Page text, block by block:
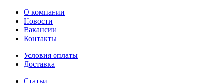
О компании
Новости
Вакансии
Контакты
Условия оплаты
Доставка
Статьи